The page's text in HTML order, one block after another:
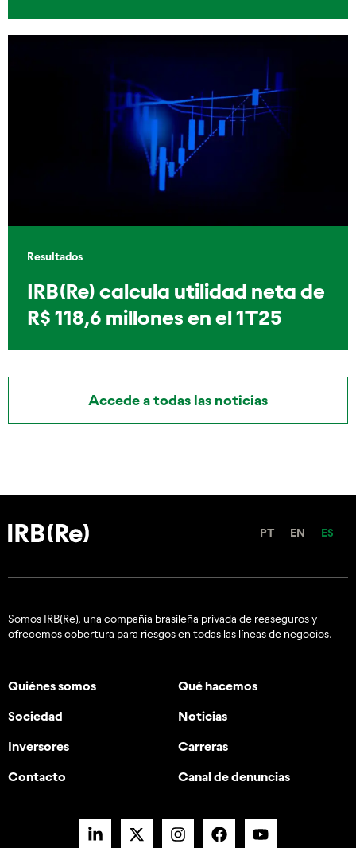
Resultados
IRB(Re) calcula utilidad neta de
R$ 118,6 millones en el 1T25
Accede a todas las noticias
PT EN ES
Somos IRB(Re), una compañía brasileña privada de reaseguros y
ofrecemos cobertura para riesgos en todas las líneas de negocios.
Quiénes somos Qué hacemos
Sociedad Noticias
Inversores Carreras
Contacto Canal de denuncias